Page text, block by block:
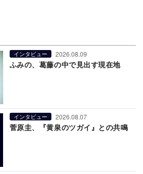
インタビュー 2026.08.09
ふみの、葛藤の中で見出す現在地
インタビュー 2026.08.07
菅原圭、『黄泉のツガイ』との共鳴